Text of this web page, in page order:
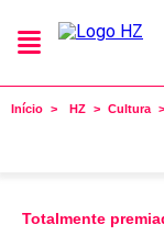
Início HZ Cultura
Totalmente